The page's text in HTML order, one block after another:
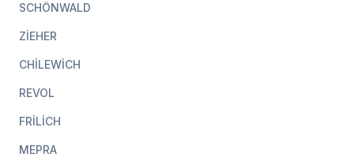
SCHÖNWALD
ZIEHER
CHILEWICH
REVOL
FRILICH
MEPRA